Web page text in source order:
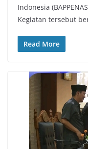
Indonesia
Kegiatan tersebut
Read More